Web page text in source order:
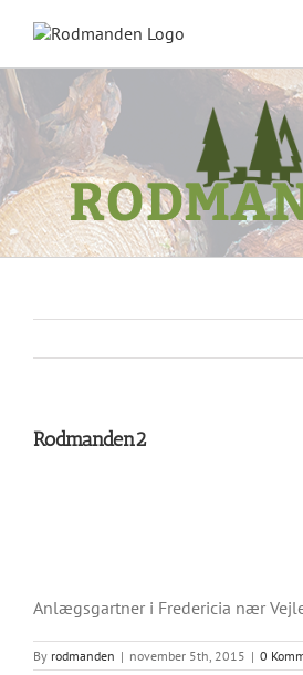
Rodmanden2
Anlægsgartner i Fredericia nær
By rodmanden | november 5th, 2015 | 0